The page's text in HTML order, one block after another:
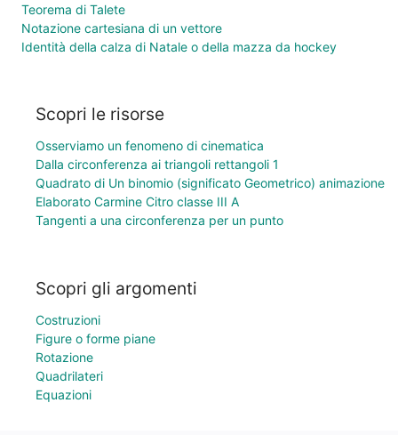
Teorema di Talete
Notazione cartesiana di un vettore
Identità della calza di Natale o della mazza da hockey
Scopri le risorse
Osserviamo un fenomeno di cinematica
Dalla circonferenza ai triangoli rettangoli 1
Quadrato di Un binomio (significato Geometrico) animazione
Elaborato Carmine Citro classe III A
Tangenti a una circonferenza per un punto
Scopri gli argomenti
Costruzioni
Figure o forme piane
Rotazione
Quadrilateri
Equazioni